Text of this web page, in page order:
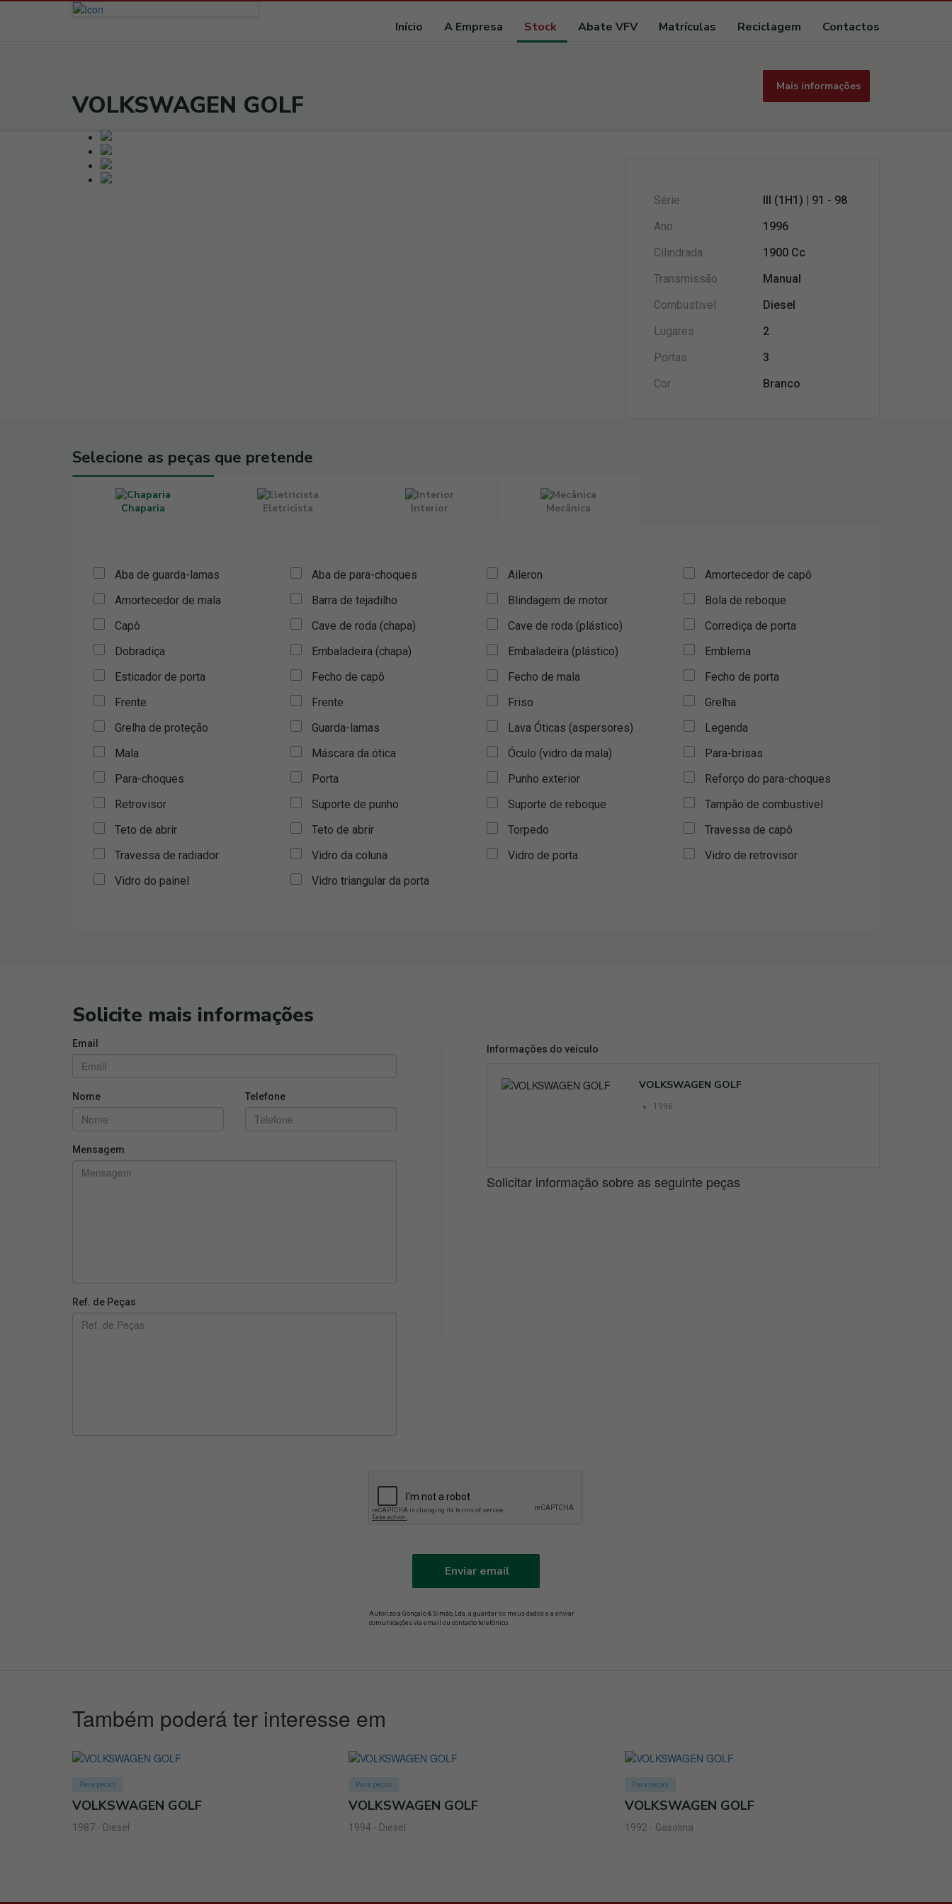
Início A Empresa Stock Abate VFV Matrículas Reciclagem Contactos
VOLKSWAGEN GOLF
Mais informações
Série
III (1H1) | 91 - 98
Ano
1996
Cilindrada
1900 Cc
Transmissão
Manual
Combustivel
Diesel
Lugares
2
Portas
3
Cor
Branco
Selecione as peças que pretende
Chaparia Eletricista Interior Mecânica
Aba de guarda-lamas Aba de para-choques Aileron
Amortecedor de capô
Amortecedor de mala
Barra de tejadilho Blindagem de motor
Bola de reboque
Capô
Cave de roda (chapa) Cave de roda (plástico)
Corrediça de porta
Dobradiça
Embaladeira (chapa) Embaladeira (plástico)
Emblema
Esticador de porta
Fecho de capô Fecho de mala
Fecho de porta
Frente
Frente Friso
Grelha
Grelha de proteção
Guarda-lamas Lava Óticas (aspersores)
Legenda
Mala
Máscara da ótica Óculo (vidro da mala)
Para-brisas
Para-choques
Porta Punho exterior
Reforço do para-choques
Retrovisor
Suporte de punho Suporte de reboque
Tampão de combustível
Teto de abrir
Teto de abrir Torpedo
Travessa de capô
Travessa de radiador
Vidro da coluna Vidro de porta
Vidro de retrovisor
Vidro do painel
Vidro triangular da porta
Solicite mais informações
Email
Nome Telefone
Mensagem
Ref. de Peças
Informações do veículo
VOLKSWAGEN GOLF
1996
Solicitar informação sobre as seguinte peças
Enviar email
Autorizo a Gonçalo & Simão, Lda. a guardar os meus dados e a enviar
comunicações via email ou contacto telefónico.
Também poderá ter interesse em
Para peças
VOLKSWAGEN GOLF
1987 - Diesel
Para peças
VOLKSWAGEN GOLF
1994 - Diesel
Para peças
VOLKSWAGEN GOLF
1992 - Gasolina